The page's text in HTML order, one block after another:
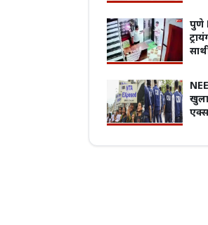
पुणे